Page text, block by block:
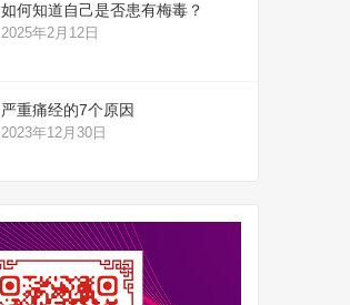
如何知道自己是否患有梅毒？
2025年2月12日
严重痛经的7个原因
2023年12月30日